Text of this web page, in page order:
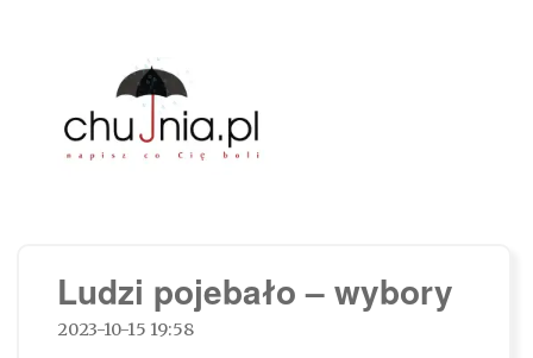
Ludzi pojebało – wybory
2023-10-15 19:58